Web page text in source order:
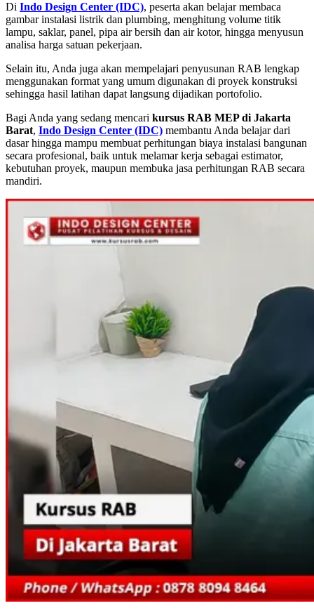
Di Indo Design Center (IDC), peserta akan belajar membaca
gambar instalasi listrik dan plumbing, menghitung volume titik
lampu, saklar, panel, pipa air bersih dan air kotor, hingga menyusun
analisa harga satuan pekerjaan.
Selain itu, Anda juga akan mempelajari penyusunan RAB lengkap
menggunakan format yang umum digunakan di proyek konstruksi
sehingga hasil latihan dapat langsung dijadikan portofolio.
Bagi Anda yang sedang mencari kursus RAB MEP di Jakarta
Barat, Indo Design Center (IDC) membantu Anda belajar dari
dasar hingga mampu membuat perhitungan biaya instalasi bangunan
secara profesional, baik untuk melamar kerja sebagai estimator,
kebutuhan proyek, maupun membuka jasa perhitungan RAB secara
mandiri.